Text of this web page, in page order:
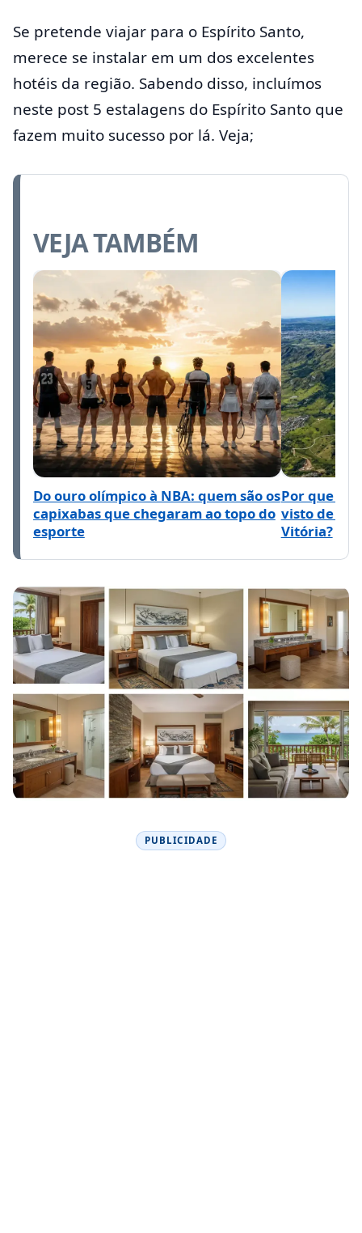
Se pretende viajar para o Espírito Santo,
merece se instalar em um dos excelentes
hotéis da região. Sabendo disso, incluímos
neste post 5 estalagens do Espírito Santo que
fazem muito sucesso por lá. Veja;
VEJA TAMBÉM
Do ouro olímpico à NBA: quem são os
capixabas que chegaram ao topo do
esporte
Por que o
visto de
Vitória?
PUBLICIDADE